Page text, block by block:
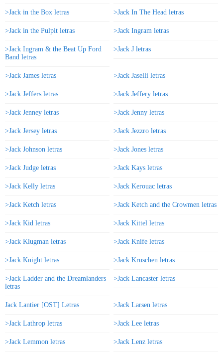
>Jack in the Box letras >Jack In The Head letras
>Jack in the Pulpit letras >Jack Ingram letras
>Jack Ingram & the Beat Up Ford
Band letras
>Jack J letras
>Jack James letras >Jack Jaselli letras
>Jack Jeffers letras >Jack Jeffery letras
>Jack Jenney letras >Jack Jenny letras
>Jack Jersey letras >Jack Jezzro letras
>Jack Johnson letras >Jack Jones letras
>Jack Judge letras >Jack Kays letras
>Jack Kelly letras >Jack Kerouac letras
>Jack Ketch letras >Jack Ketch and the Crowmen letras
>Jack Kid letras >Jack Kittel letras
>Jack Klugman letras >Jack Knife letras
>Jack Knight letras >Jack Kruschen letras
>Jack Ladder and the Dreamlanders
letras
>Jack Lancaster letras
Jack Lantier [OST] Letras >Jack Larsen letras
>Jack Lathrop letras >Jack Lee letras
>Jack Lemmon letras >Jack Lenz letras